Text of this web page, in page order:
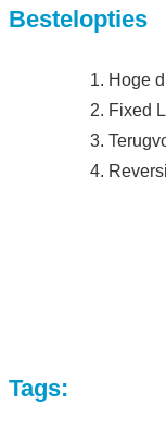
Bestelopties
1. Hoge
2. Fixed
3.
4.
Tags: